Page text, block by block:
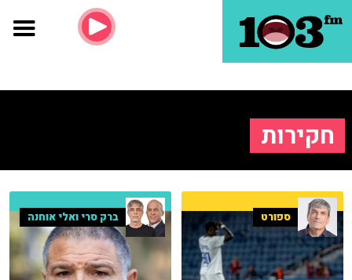
חקירות
ספורט ברק סרי ואלי אוחנה